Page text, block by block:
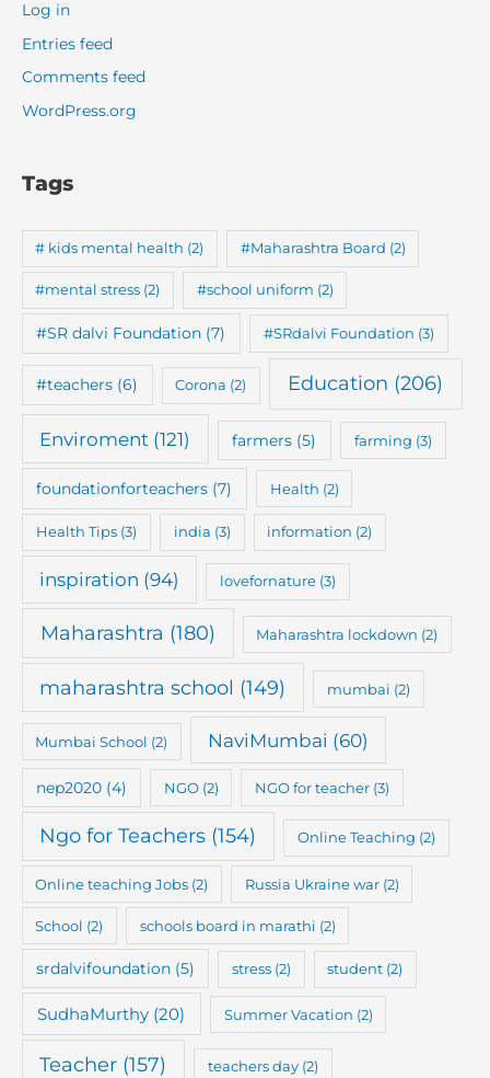
Log in
Entries feed
Comments feed
WordPress.org
Tags
# kids mental health (2) #Maharashtra Board (2)
#mental stress (2) #school uniform (2)
#SR dalvi Foundation (7) #SRdalvi Foundation (3)
#teachers (6) Corona (2) Education (206)
Enviroment (121) farmers (5) farming (3)
foundationforteachers (7) Health (2)
Health Tips(3) india (3) information (2)
inspiration (94) lovefornature (3)
Maharashtra (180) Maharashtra lockdown (2)
maharashtra school (149) mumbai (2)
Mumbai School (2) NaviMumbai (60)
nep2020(4) NGO(2) NGO for teacher (3)
Ngo for Teachers (154) Online Teaching (2)
Online teaching Jobs (2) Russia Ukraine war(2)
School (2) schools board in marathi (2)
srdalvifoundation (5) stress (2) student (2)
SudhaMurthy (20) Summer Vacation (2)
Teacher (157) teachers day (2)